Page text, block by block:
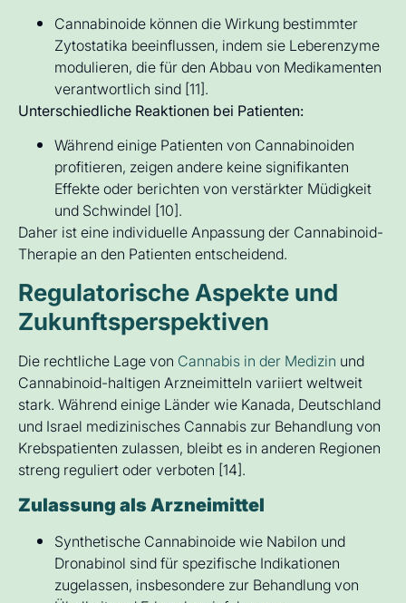
Cannabinoide können die Wirkung bestimmter
Zytostatika beeinflussen, indem sie Leberenzyme
modulieren, die für den Abbau von Medikamenten
verantwortlich sind [11].
Unterschiedliche Reaktionen bei Patienten:
Während einige Patienten von Cannabinoiden
profitieren, zeigen andere keine signifikanten
Effekte oder berichten von verstärkter Müdigkeit
und Schwindel [10].
Daher ist eine individuelle Anpassung der Cannabinoid-
Therapie an den Patienten entscheidend.
Regulatorische Aspekte und
Zukunftsperspektiven
Die rechtliche Lage von Cannabis in der Medizin und
Cannabinoid-haltigen Arzneimitteln variiert weltweit
stark. Während einige Länder wie Kanada, Deutschland
und Israel medizinisches Cannabis zur Behandlung von
Krebspatienten zulassen, bleibt es in anderen Regionen
streng reguliert oder verboten [14].
Zulassung als Arzneimittel
Synthetische Cannabinoide wie Nabilon und
Dronabinol sind für spezifische Indikationen
zugelassen, insbesondere zur Behandlung von